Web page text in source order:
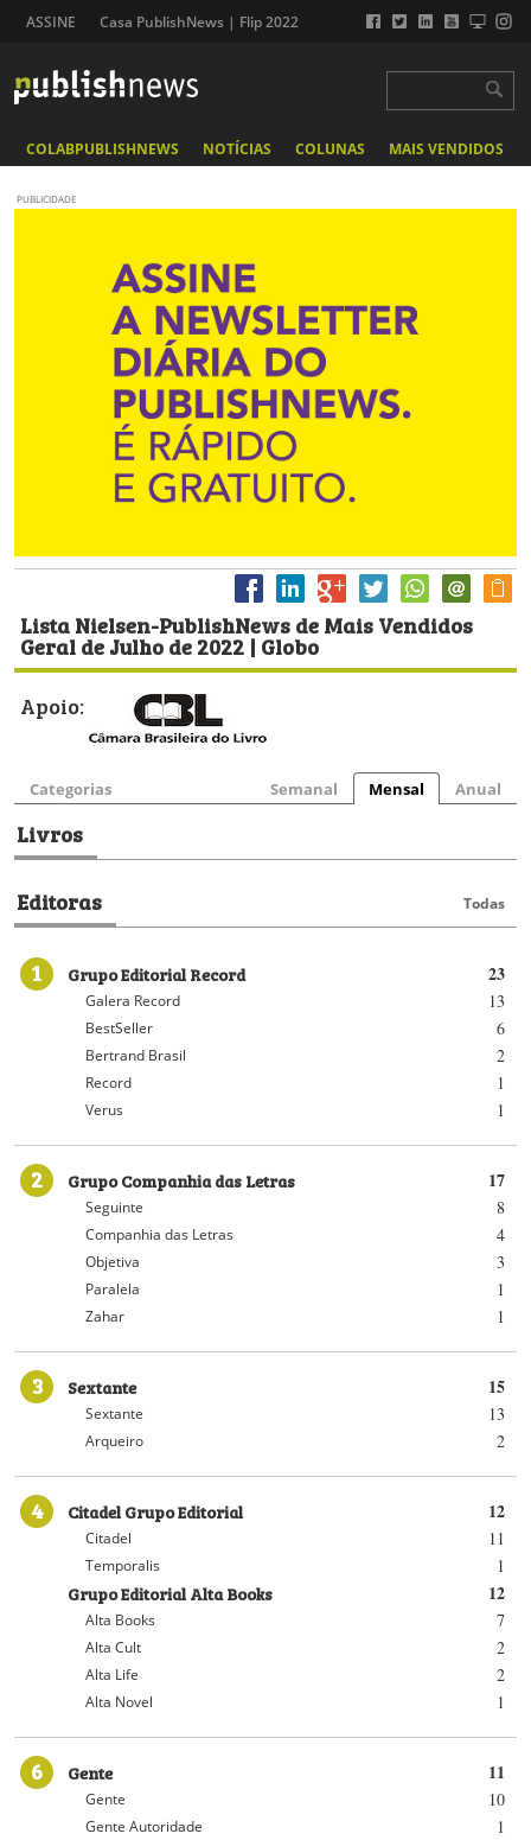
ASSINE Casa PublishNews | Flip 2022
COLABPUBLISHNEWS NOTÍCIAS COLUNAS MAIS VENDIDOS
PUBLICIDADE
Lista Nielsen-PublishNews de Mais Vendidos
Geral de Julho de 2022 | Globo
Apoio:
Categorias Semanal Mensal Anual
Livros
Editoras Todas
1 23
Grupo Editorial Record
13
Galera Record
6
BestSeller
2
Bertrand Brasil
1
Record
1
Verus
2 17
Grupo Companhia das Letras
8
Seguinte
4
Companhia das Letras
3
Objetiva
1
Paralela
1
Zahar
3 15
Sextante
13
Sextante
2
Arqueiro
4 12
Citadel Grupo Editorial
11
Citadel
1
Temporalis
12
Grupo Editorial Alta Books
7
Alta Books
2
Alta Cult
2
Alta Life
1
Alta Novel
6 11
Gente
10
Gente
1
Gente Autoridade